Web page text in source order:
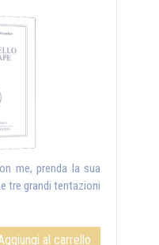
me, prenda la sua
tre grandi tentazioni
al carrello